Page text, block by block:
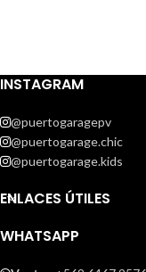
INSTAGRAM
@puertogaragepv
@puertogarage.chic
@puertogarage.kids
ENLACES ÚTILES
WHATSAPP